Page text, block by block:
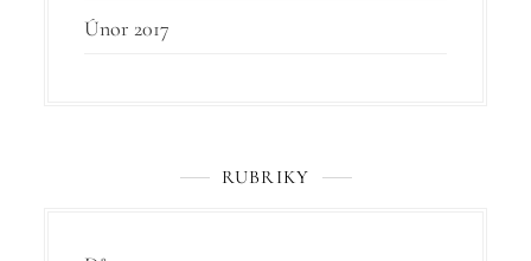
Únor 2017
RUBRIKY